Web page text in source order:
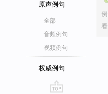
原声例句
全部
音频例句
视频例句
权威例句